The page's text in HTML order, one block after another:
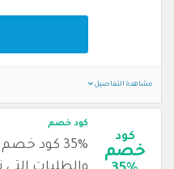
مشاهدة التفاصيل
كود
خصم
كود خصم
35% كود